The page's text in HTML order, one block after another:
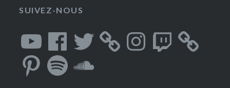
SUIVEZ-NOUS
YouTubeFacebook Twitter InstagramTwitch
PinterestSpotify